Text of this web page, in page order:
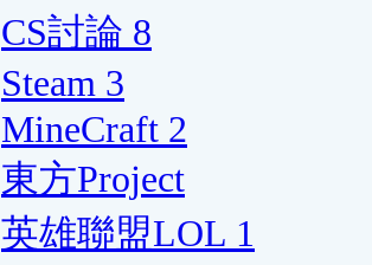
CS討論 8
Steam 3
MineCraft 2
東方Project
英雄聯盟LOL 1